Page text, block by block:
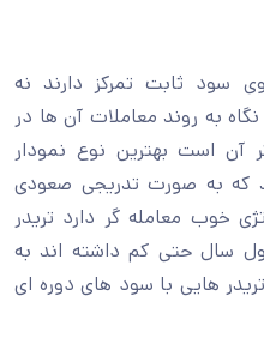
سود ثابت تمرکز دارند نه
نگاه به روند معاملات آن ها در
آن است بهترین نوع نمودار
که به صورت تدریجی صعودی
خوب معامله گر دارد تریدر
سال حتی کم داشته اند به
هایی با سود های دوره ای